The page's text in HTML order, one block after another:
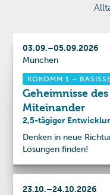
03.09.–05.09.2026
München
KOKOMM 1 –
Geheimnisse
Miteinander
2,5-tägiger
Denken in neue
Lösungen finden!
23.10.–24.10.2026